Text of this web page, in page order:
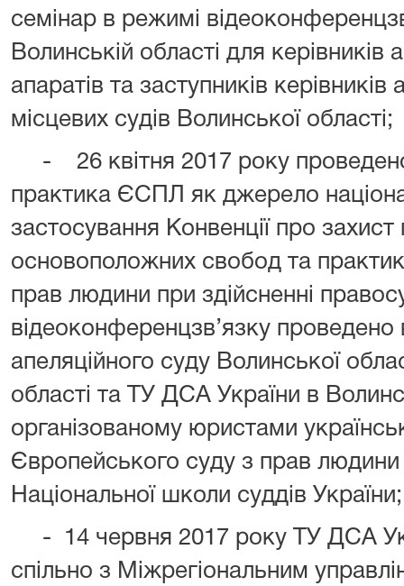
семінар в режимі
Волинській області для керівників
апаратів та заступників керівників
місцевих судів Волинської області;
- 26 квітня 2017 року
практика ЄСПЛ як джерело
застосування Конвенції про
основоположних свобод та
прав людини при здійсненні
відеоконференцзв’язку проведено
апеляційного суду Волинської
області та ТУ ДСА України в
організованому юристами
Європейського суду з прав
Національної школи суддів України;
- 14 червня 2017 року ТУ ДСА
спільно з Міжрегіональним